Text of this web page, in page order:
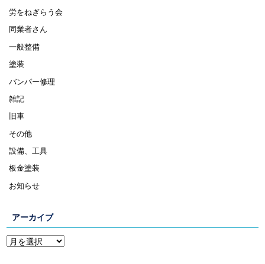
労をねぎらう会
同業者さん
一般整備
塗装
バンパー修理
雑記
旧車
その他
設備、工具
板金塗装
お知らせ
アーカイブ